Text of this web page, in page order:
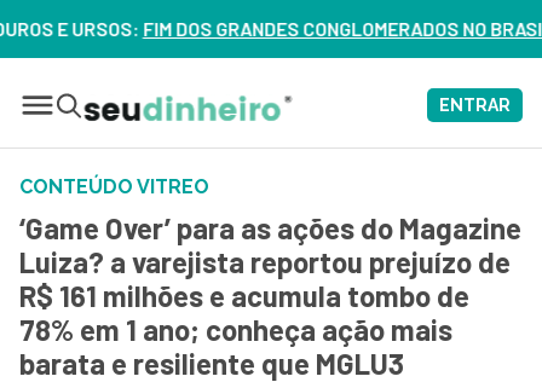
FIM DOS GRANDES CONGLOMERADOS NO BRASIL? VEJA
ENTRAR
CONTEÚDO VITREO
‘Game Over’ para as ações do Magazine
Luiza? a varejista reportou prejuízo de
R$ 161 milhões e acumula tombo de
78% em 1 ano; conheça ação mais
barata e resiliente que MGLU3